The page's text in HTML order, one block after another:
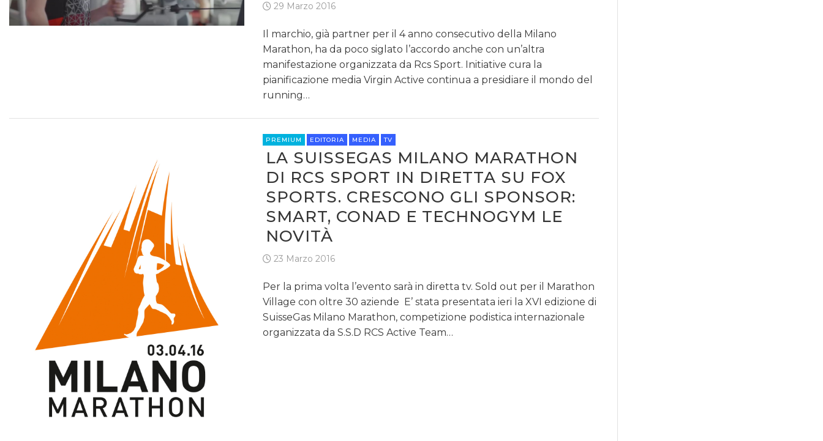
29 Marzo 2016
Il marchio, già partner per il 4 anno consecutivo della Milano
Marathon, ha da poco siglato l’accordo anche con un’altra
manifestazione organizzata da Rcs Sport. Initiative cura la
pianificazione media Virgin Active continua a presidiare il mondo del
running…
PREMIUM EDITORIA MEDIA TV
LA SUISSEGAS MILANO MARATHON
DI RCS SPORT IN DIRETTA SU FOX
SPORTS. CRESCONO GLI SPONSOR:
SMART, CONAD E TECHNOGYM LE
NOVITÀ
23 Marzo 2016
Per la prima volta l’evento sarà in diretta tv. Sold out per il Marathon
Village con oltre 30 aziende E’ stata presentata ieri la XVI edizione di
SuisseGas Milano Marathon, competizione podistica internazionale
organizzata da S.S.D RCS Active Team…